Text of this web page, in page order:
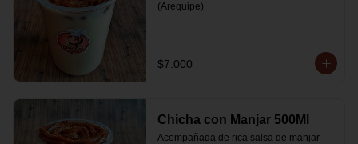
(Arequipe)
$7.000
Chicha con Manjar 500Ml
Acompañada de rica salsa de manjar